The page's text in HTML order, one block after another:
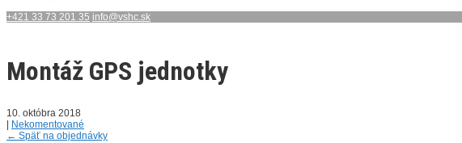
+421 33 73 201 35 info@vshc.sk
Montáž GPS jednotky
10. októbra 2018
Nekomentované
← Späť na objednávky